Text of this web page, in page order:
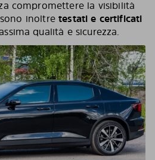
compromettere la visibilità
sono inoltretestati e certificati
qualità e sicurezza.